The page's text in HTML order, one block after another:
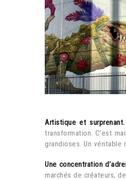
Artistique et surprenant.
transformation. C’est
grandioses. Un
Une concentration
marchés de créateurs,